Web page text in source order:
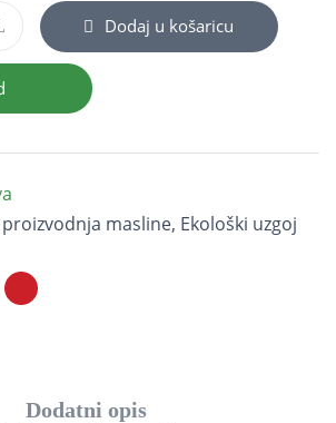
Dodaj u košaricu
proizvodnja masline, Ekološki uzgoj
Dodatni opis